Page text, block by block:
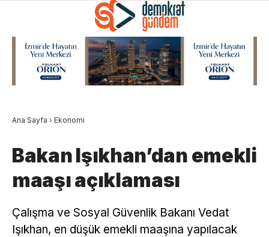
Ana Sayfa › Ekonomi
Bakan Işıkhan’dan emekli
maaşı açıklaması
Çalışma ve Sosyal Güvenlik Bakanı Vedat
Işıkhan, en düşük emekli maaşına yapılacak